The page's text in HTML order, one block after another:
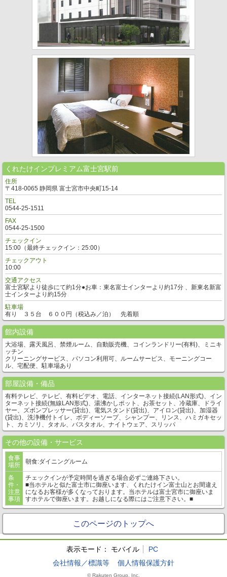
くれたけインプレミアム富士宮駅前
住所
〒418-0065 静岡県 富士宮市中央町15-14
TEL
0544-25-1511
FAX
0544-25-1500
チェックイン
15:00（最終チェックイン：25:00）
チェックアウト
10:00
交通アクセス
富士宮駅より徒歩にて約1分●お車：東名富士インターより約17分 、新東名新富
士インターより約15分
駐車場
有り ３５台 ６００円（税込み／泊） 先着順
館内設備
大浴場、露天風呂、禁煙ルーム、自動販売機、コインランドリー(有料)、ミニキ
ッチン
クリーニングサービス、パソコン利用可、ルームサービス、モーニングコー
ル、宅配便、駐車場あり
部屋設備・備品
有料テレビ、テレビ、有料ビデオ、電話、インターネット接続(LAN形式)、イン
ターネット接続(無線LAN形式)、湯沸かしポット、お茶セット、冷蔵庫、ドライ
ヤー、ズボンプレッサー(貸出)、電気スタンド(貸出)、アイロン(貸出)、加湿器
(貸出)、洗浄機付トイレ、ボディーソープ、シャンプー、リンス、ハミガキセッ
ト、カミソリ、タオル、バスタオル、ナイトウェア、スリッパ
その他の設備・サービス
食事
場所
朝食:ダイニングルーム
条
件・
注意
事項
チェックインが予定時間を過ぎる場合必ずご連絡下さい。
■当ホテルと似た富士市に御座います、くれたけイン富士山とお間違え
になるお客様が多くなっております。当ホテルは富士宮市に御座いま
すホテルで御座います。お越しになる際にはご注意下さい。■
このページのトップへ
表示モード： モバイル
PC
会社情報／標識等
個人情報保護方針
© Rakuten Group, Inc.